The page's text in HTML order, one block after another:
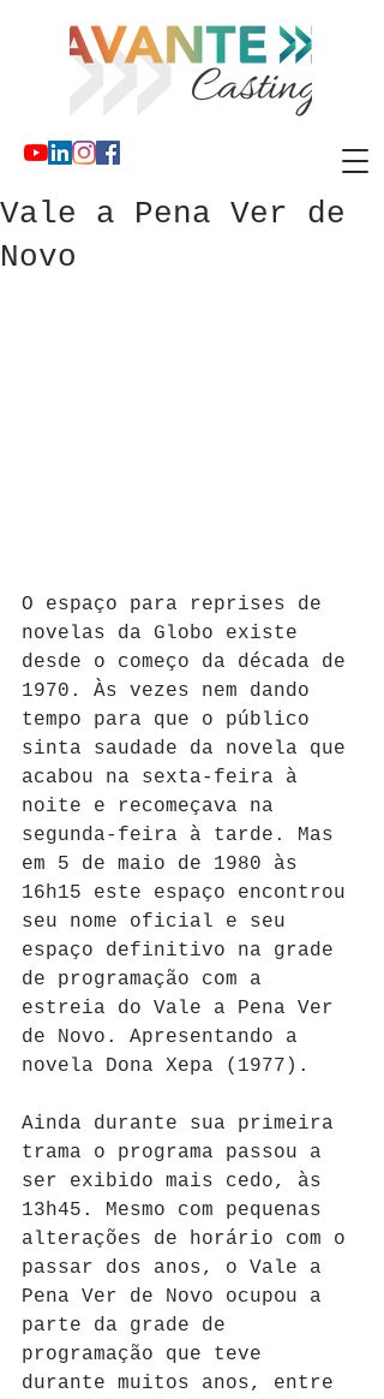
Vale a Pena Ver de
Novo
O espaço para reprises de
novelas da Globo existe
desde o começo da década de
1970. Às vezes nem dando
tempo para que o público
sinta saudade da novela que
acabou na sexta-feira à
noite e recomeçava na
segunda-feira à tarde. Mas
em 5 de maio de 1980 às
16h15 este espaço encontrou
seu nome oficial e seu
espaço definitivo na grade
de programação com a
estreia do Vale a Pena Ver
de Novo. Apresentando a
novela Dona Xepa (1977).
Ainda durante sua primeira
trama o programa passou a
ser exibido mais cedo, às
13h45. Mesmo com pequenas
alterações de horário com o
passar dos anos, o Vale a
Pena Ver de Novo ocupou a
parte da grade de
programação que teve
durante muitos anos, entre